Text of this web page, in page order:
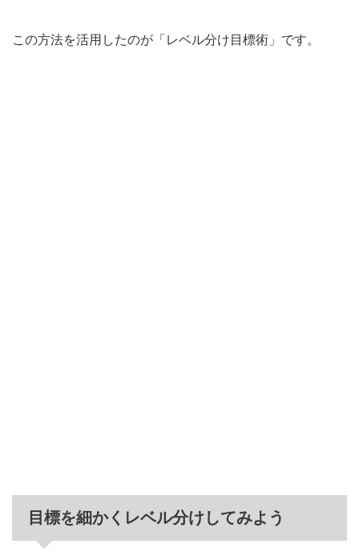
この方法を活用したのが「レベル分け目標術」です。
目標を細かくレベル分けしてみよう